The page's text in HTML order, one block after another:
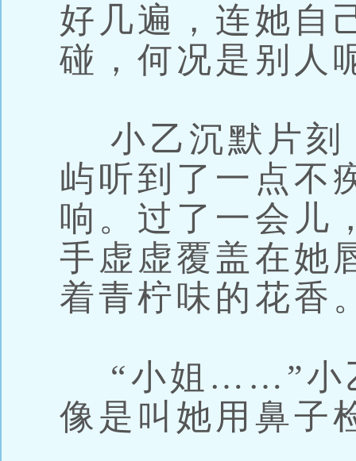
好几遍，连她自
碰，何况是别人
小乙沉默片刻
屿听到了一点不
响。过了一会儿
手虚虚覆盖在她
着青柠味的花香
“小姐……”小
像是叫她用鼻子